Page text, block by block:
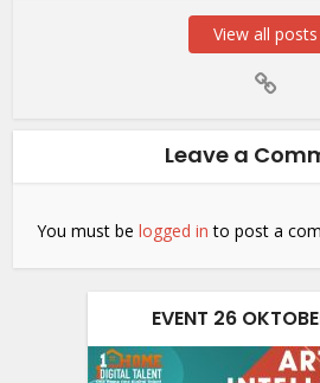
View all posts
Leave a
You must belogged in to post a
EVENT 26